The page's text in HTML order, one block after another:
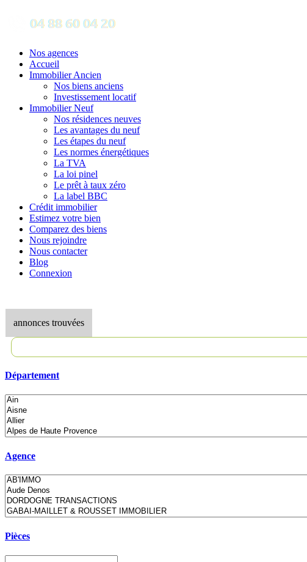
Nos agences
Accueil
Immobilier Ancien
Nos biens anciens
Investissement locatif
Immobilier Neuf
Nos résidences neuves
Les avantages du neuf
Les étapes du neuf
Les normes énergétiques
La TVA
La loi pinel
Le prêt à taux zéro
La label BBC
Crédit immobilier
Estimez votre bien
Comparez des biens
Nous rejoindre
Nous contacter
Blog
Connexion
annonces trouvées
Département
Agence
Pièces